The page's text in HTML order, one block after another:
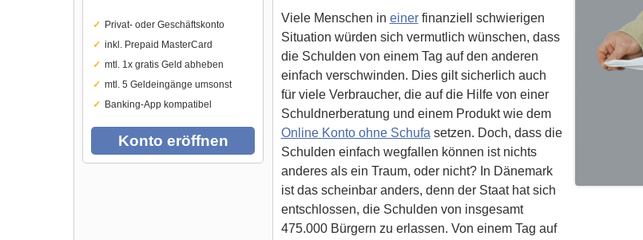
Privat- oder Geschäftskonto
inkl. Prepaid MasterCard
mtl. 1x gratis Geld abheben
mtl. 5 Geldeingänge umsonst
Banking-App kompatibel
Konto eröffnen
Viele Menschen in einerfinanziell schwierigen
Situation würden sich vermutlich wünschen, dass
die Schulden von einem Tag auf den anderen
einfach verschwinden. Dies gilt sicherlich auch
für viele Verbraucher, die auf die Hilfe von einer
Schuldnerberatung und einem Produkt wie dem
Online Konto ohne Schufa setzen. Doch, dass die
Schulden einfach wegfallen können ist nichts
anderes als ein Traum, oder nicht? In Dänemark
ist das scheinbar anders, denn der Staat hat sich
entschlossen, die Schulden von insgesamt
475.000 Bürgern zu erlassen. Von einem Tag auf